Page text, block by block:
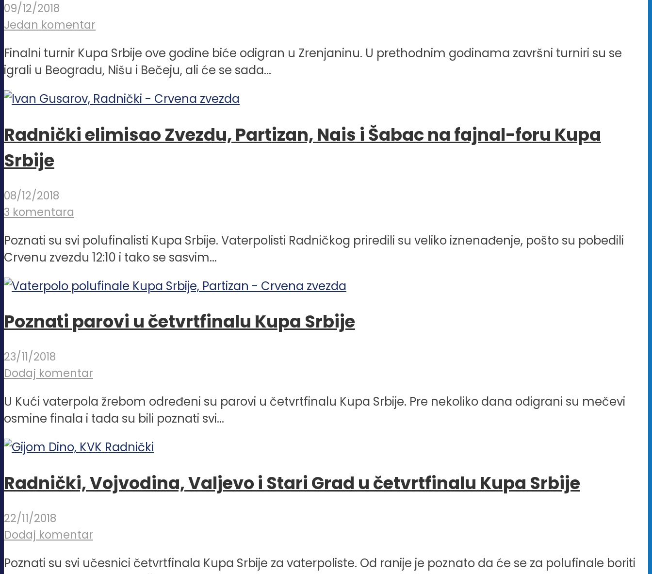
09/12/2018
Jedan komentar
Finalni turnir Kupa Srbije ove godine biće odigran u Zrenjaninu. U prethodnim godinama završni turniri su se
igrali u Beogradu, Nišu i Bečeju, ali će se sada...
Radnički elimisao Zvezdu, Partizan, Nais i Šabac na fajnal-foru Kupa
Srbije
08/12/2018
3 komentara
Poznati su svi polufinalisti Kupa Srbije. Vaterpolisti Radničkog priredili su veliko iznenađenje, pošto su pobedili
Crvenu zvezdu 12:10 i tako se sasvim...
Poznati parovi u četvrtfinalu Kupa Srbije
23/11/2018
Dodaj komentar
U Kući vaterpola žrebom određeni su parovi u četvrtfinalu Kupa Srbije. Pre nekoliko dana odigrani su mečevi
osmine finala i tada su bili poznati svi...
Radnički, Vojvodina, Valjevo i Stari Grad u četvrtfinalu Kupa Srbije
22/11/2018
Dodaj komentar
Poznati su svi učesnici četvrtfinala Kupa Srbije za vaterpoliste. Od ranije je poznato da će se za polufinale boriti